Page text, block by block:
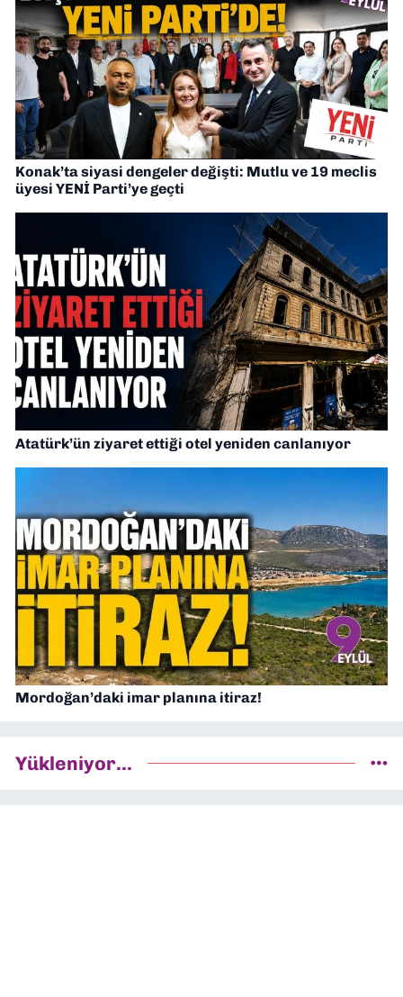
Konak’ta siyasi dengeler değişti: Mutlu ve 19 meclis
üyesi YENİ Parti’ye geçti
Atatürk’ün ziyaret ettiği otel yeniden canlanıyor
Mordoğan’daki imar planına itiraz!
Yükleniyor...